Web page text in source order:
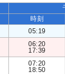
時刻
05:19
06:20
17:39
07:20
18:50